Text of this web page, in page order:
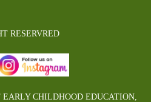
RESERVRED
EARLY CHILDHOOD EDUCATION,